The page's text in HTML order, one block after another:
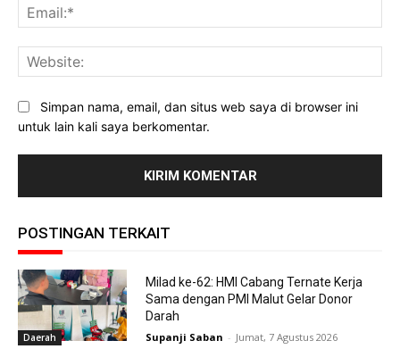
Simpan nama, email, dan situs web saya di browser ini
untuk lain kali saya berkomentar.
POSTINGAN TERKAIT
Daerah
Milad ke-62: HMI Cabang Ternate Kerja
Sama dengan PMI Malut Gelar Donor
Darah
Supanji Saban - Jumat, 7 Agustus 2026